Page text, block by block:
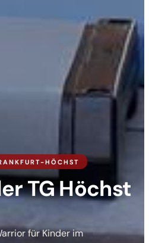
HÖCHST
TG Höchst
für Kinder im